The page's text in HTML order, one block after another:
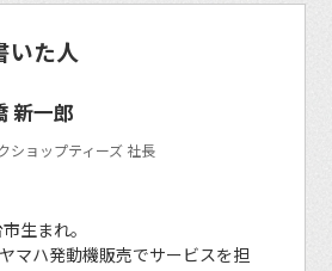
いた人
新一郎
ショップティーズ 社長
生まれ。
マハ発動機販売でサービスを担